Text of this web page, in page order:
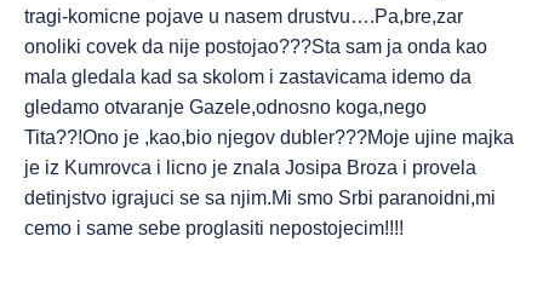
tragi-komicne pojave u nasem drustvu….Pa,bre,zar
onoliki covek da nije postojao???Sta sam ja onda kao
mala gledala kad sa skolom i zastavicama idemo da
gledamo otvaranje Gazele,odnosno koga,nego
Tita??!Ono je ,kao,bio njegov dubler???Moje ujine majka
je iz Kumrovca i licno je znala Josipa Broza i provela
detinjstvo igrajuci se sa njim.Mi smo Srbi paranoidni,mi
cemo i same sebe proglasiti nepostojecim!!!!